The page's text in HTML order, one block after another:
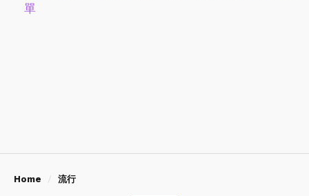
單
Home 流行